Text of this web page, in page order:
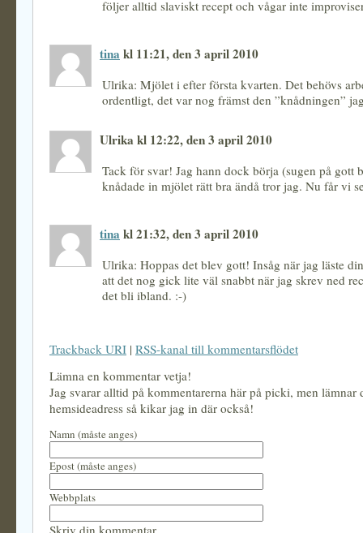
följer alltid slaviskt recept och vågar inte
tina kl 11:21, den 3 april 2010
Ulrika: Mjölet i efter första kvarten. Det behövs
ordentligt, det var nog främst den ”knådningen”
Ulrika kl 12:22, den 3 april 2010
Tack för svar! Jag hann dock börja (sugen på gott
knådade in mjölet rätt bra ändå tror jag. Nu får vi
tina kl 21:32, den 3 april 2010
Ulrika: Hoppas det blev gott! Insåg när jag läste
att det nog gick lite väl snabbt när jag skrev ned
det bli ibland. :-)
Trackback URI | RSS-kanal till kommentarsflödet
Lämna en kommentar vetja!
Jag svarar alltid på kommentarerna här på picki, men lämnar
hemsideadress så kikar jag in där också!
Namn (måste anges)
Epost (måste anges)
Webbplats
Skriv din kommentar